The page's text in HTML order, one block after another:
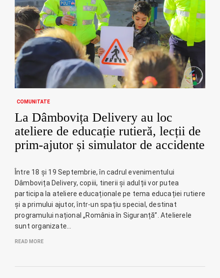
COMUNITATE
La Dâmbovița Delivery au loc
ateliere de educație rutieră, lecții de
prim-ajutor și simulator de accidente
Între 18 și 19 Septembrie, în cadrul evenimentului
Dâmbovița Delivery, copiii, tinerii și adulții vor putea
participa la ateliere educaționale pe tema educației rutiere
și a primului ajutor, într-un spațiu special, destinat
programului național „România în Siguranță”. Atelierele
sunt organizate…
READ MORE